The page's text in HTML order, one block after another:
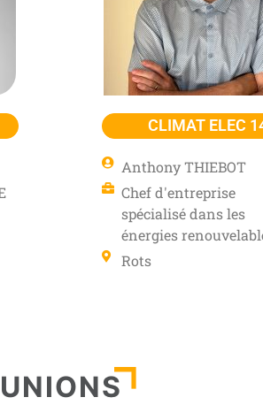
CLIMAT ELEC
Anthony THIEBOT
Chef d'entreprise
spécialisé dans les
énergies
Rots